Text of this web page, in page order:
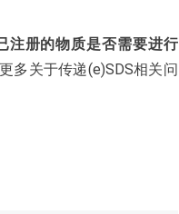
注册的物质是否需要进行
多关于传递(e)SDS相关问